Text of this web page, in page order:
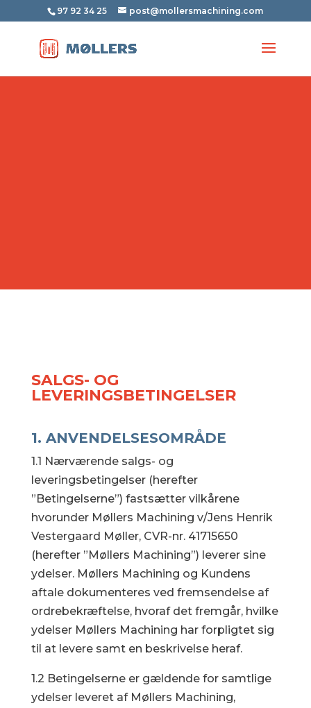
97 92 34 25 post@mollersmachining.com
SALGS- OG
LEVERINGSBETINGELSER
1. ANVENDELSESOMRÅDE
1.1 Nærværende salgs- og
leveringsbetingelser (herefter
”Betingelserne”) fastsætter vilkårene
hvorunder Møllers Machining v/Jens Henrik
Vestergaard Møller, CVR-nr. 41715650
(herefter ”Møllers Machining”) leverer sine
ydelser. Møllers Machining og Kundens
aftale dokumenteres ved fremsendelse af
ordrebekræftelse, hvoraf det fremgår, hvilke
ydelser Møllers Machining har forpligtet sig
til at levere samt en beskrivelse heraf.
1.2 Betingelserne er gældende for samtlige
ydelser leveret af Møllers Machining,